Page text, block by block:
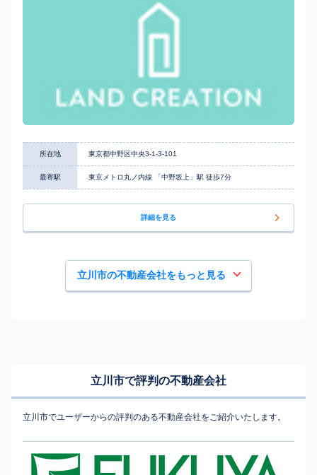
所在地 東京都中野区中央3-1-3-101
最寄駅 東京メトロ丸ノ内線 「中野坂上」駅 徒歩7分
詳細を見る
立川市の不動産会社をもっと見る
立川市で評判の不動産会社
立川市でユーザーからの評判のある不動産会社をご紹介いたします。